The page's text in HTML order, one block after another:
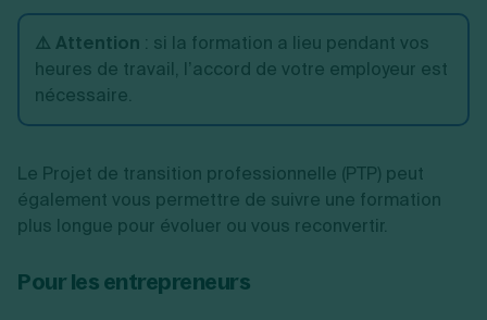
⚠️ Attention : si la formation a lieu pendant vos
heures de travail, l’accord de votre employeur est
nécessaire.
Le Projet de transition professionnelle (PTP) peut
également vous permettre de suivre une formation
plus longue pour évoluer ou vous reconvertir.
Pour les entrepreneurs